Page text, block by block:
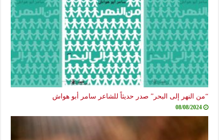
“من النهر إلى البحر” صدر حديثاً للشاعر سامر أبو هواش
08/08/2024